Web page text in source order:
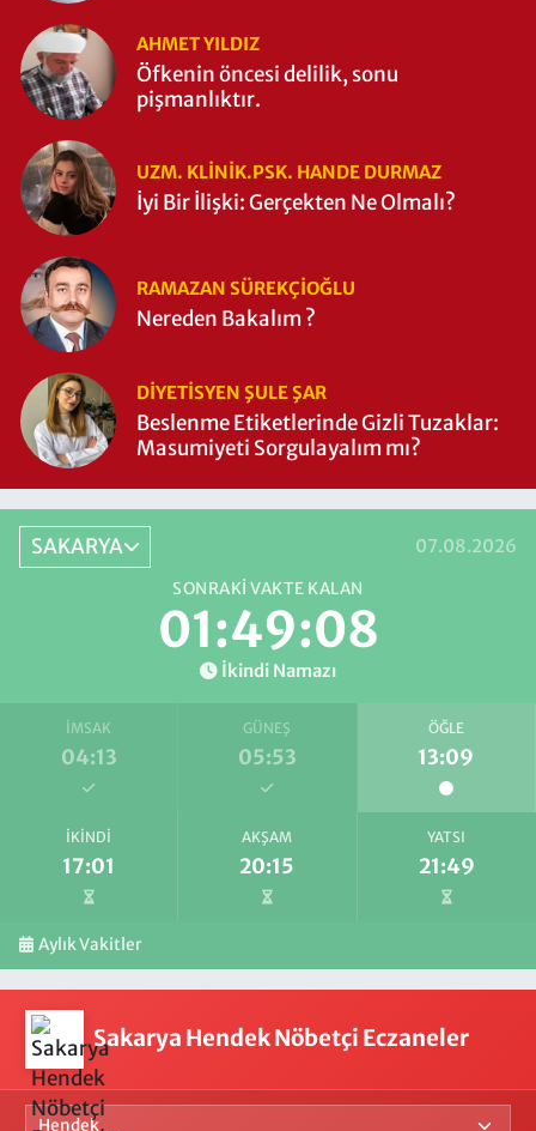
AHMET YILDIZ
Öfkenin öncesi delilik, sonu
pişmanlıktır.
UZM. KLINIK.PSK. HANDE DURMAZ
İyi Bir İlişki: Gerçekten Ne Olmalı?
RAMAZAN SÜREKÇIOĞLU
Nereden Bakalım ?
DIYETISYEN ŞULE ŞAR
Beslenme Etiketlerinde Gizli Tuzaklar:
Masumiyeti Sorgulayalım mı?
SAKARYA 07.08.2026
SONRAKI VAKTE KALAN
01:49:08
İkindi Namazı
İMSAK
04:13
GÜNEŞ
05:53
ÖĞLE
13:09
İKINDI
17:01
AKŞAM
20:15
YATSI
21:49
Aylık Vakitler
Sakarya Hendek Nöbetçi Eczaneler